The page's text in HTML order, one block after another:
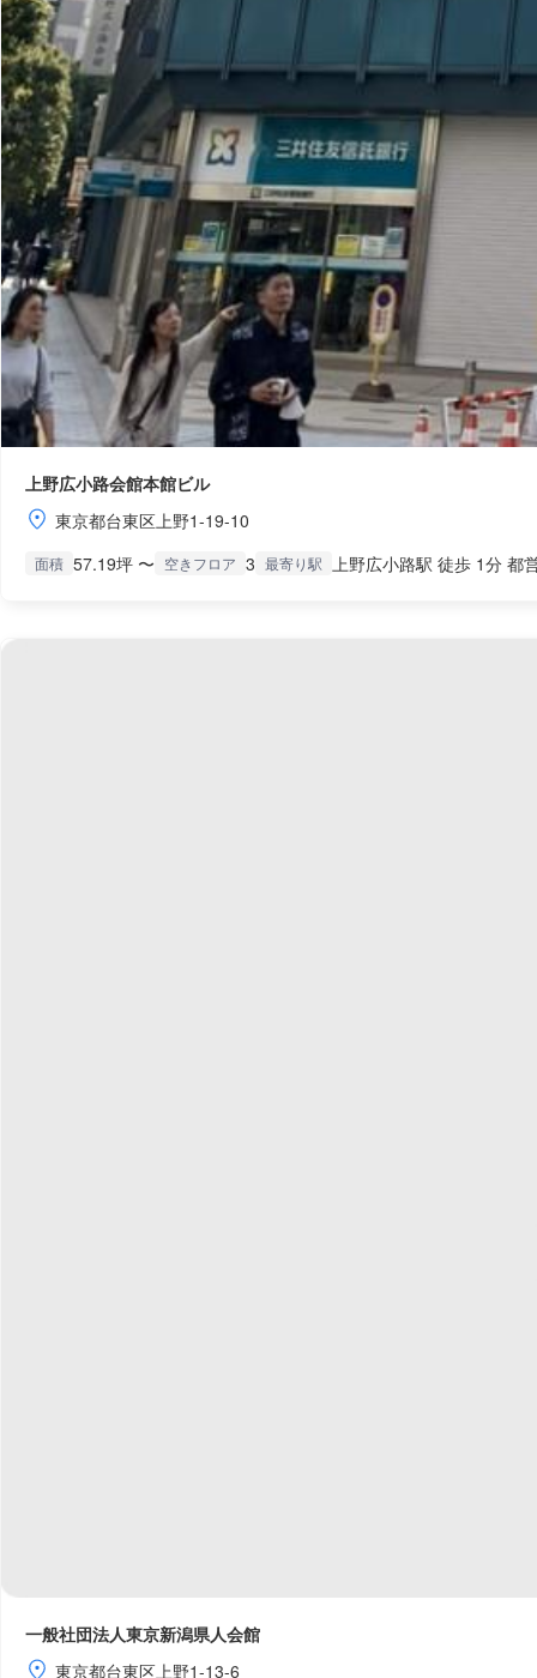
上野広小路会館本館ビル
東京都台東区上野1-19-10
面積 57.19坪 〜 空きフロア 3 最寄り駅 上野広小路駅 徒歩 1分
一般社団法人東京新潟県人会館
東京都台東区上野1-13-6